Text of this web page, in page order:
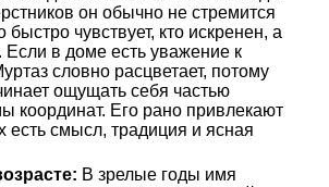
он обычно не стремится
быстро чувствует, кто искренен, а
Если в доме есть уважение к
словно расцветает, потому
ощущать себя частью
координат. Его рано привлекают
есть смысл, традиция и ясная
В зрелые годы имя